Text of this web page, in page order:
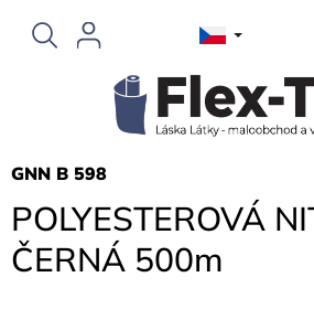
obsah
POLYESTEROVÁ
ČERNÁ 500m
GNN B 598